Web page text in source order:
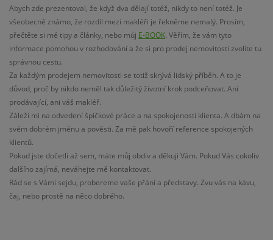
Abych zde prezentoval, že když dva dělají totéž, nikdy to není totéž. Je
všeobecně známo, že rozdíl mezi makléři je řekněme nemalý. Prosím,
přečtěte si mé tipy a články, nebo můj E-BOOK. Věřím, že vám tyto
informace pomohou v rozhodování a že si pro prodej nemovitosti zvolíte tu
správnou cestu.
Za každým prodejem nemovitosti se totiž skrývá lidský příběh. A to je
důvod, proč by nikdo neměl tak důležitý životní krok podceňovat. Ani
prodávající, ani váš makléř.
Záleží mi na odvedení špičkové práce a na spokojenosti klienta. A dbám na
svém dobrém jménu a pověsti. Za mě pak hovoří reference spokojených
klientů.
Pokud jste dočetli až sem, máte můj obdiv a děkuji Vám. Pokud Vás cokoliv
dalšího zajímá, neváhejte mě kontaktovat.
Rád se s Vámi sejdu, probereme vaše přání a představy. Zvu vás na kávu,
čaj, nebo prostě na něco dobrého.